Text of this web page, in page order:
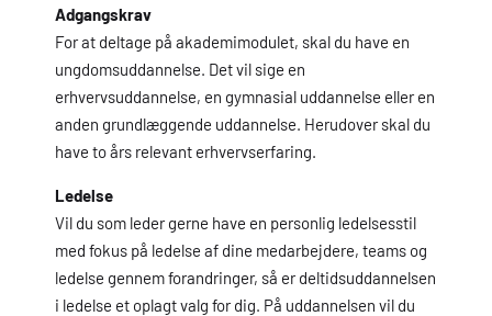
Adgangskrav
For at deltage på akademimodulet, skal du have en
ungdomsuddannelse. Det vil sige en
erhvervsuddannelse, en gymnasial uddannelse eller en
anden grundlæggende uddannelse. Herudover skal du
have to års relevant erhvervserfaring.
Ledelse
Vil du som leder gerne have en personlig ledelsesstil
med fokus på ledelse af dine medarbejdere, teams og
ledelse gennem forandringer, så er deltidsuddannelsen
i ledelse et oplagt valg for dig. På uddannelsen vil du